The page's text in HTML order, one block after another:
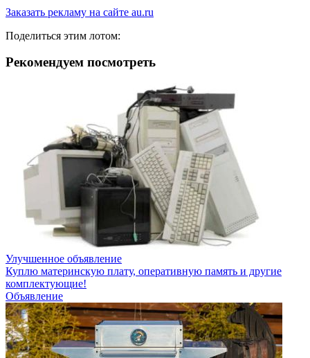
Заказать рекламу на сайте au.ru
Поделиться этим лотом:
Рекомендуем посмотреть
Улучшенное объявление
Куплю материнскую плату, оперативную память и другие
комплектующие!
Объявление